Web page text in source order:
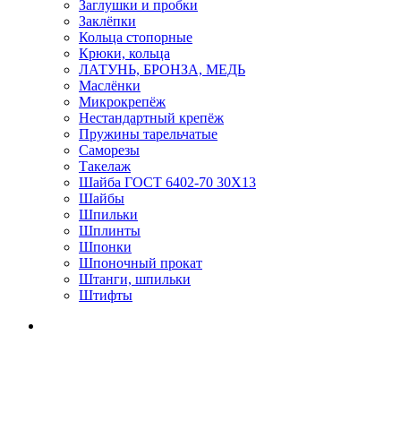
Заглушки и пробки
Заклёпки
Кольца стопорные
Крюки, кольца
ЛАТУНЬ, БРОНЗА, МЕДЬ
Маслёнки
Микрокрепёж
Нестандартный крепёж
Пружины тарельчатые
Саморезы
Такелаж
Шайба ГОСТ 6402-70 30Х13
Шайбы
Шпильки
Шплинты
Шпонки
Шпоночный прокат
Штанги, шпильки
Штифты